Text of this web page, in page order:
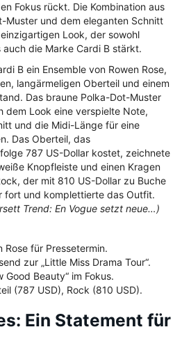
Fokus rückt. Die Kombination aus
Muster und dem eleganten Schnitt
Look, der sowohl
die Marke Cardi B stärkt.
B ein Ensemble von Rowen Rose,
langärmeligen Oberteil und einem
Das braune Polka-Dot-Muster
dem Look eine verspielte Note,
und die Midi-Länge für eine
Das Oberteil, das
787 US-Dollar kostet, zeichnete
Knopfleiste und einen Kragen
der mit 810 US-Dollar zu Buche
fort und komplettierte das Outfit.
Trend: En Vogue setzt neue…)
Rose für Pressetermin.
zur „Little Miss Drama Tour“.
Good Beauty“ im Fokus.
(787 USD), Rock (810 USD).
Ein Statement für